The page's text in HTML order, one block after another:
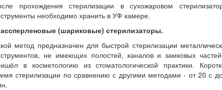
прохождения стерилизации в сухожаровом
необходимо хранить в УФ камере.
(шариковые) стерилизаторы.
метод предназначен для быстрой стерилизации
не имеющих полостей, каналов и замковых
в косметологию из стоматологической практики.
стерилизации по сравнению с другими методами - от 20 с